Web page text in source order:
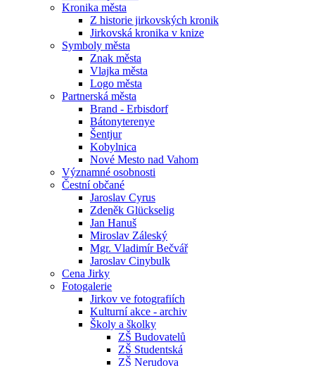
Kronika města
Z historie jirkovských kronik
Jirkovská kronika v knize
Symboly města
Znak města
Vlajka města
Logo města
Partnerská města
Brand - Erbisdorf
Bátonyterenye
Šentjur
Kobylnica
Nové Mesto nad Vahom
Významné osobnosti
Čestní občané
Jaroslav Cyrus
Zdeněk Glückselig
Jan Hanuš
Miroslav Záleský
Mgr. Vladimír Bečvář
Jaroslav Cinybulk
Cena Jirky
Fotogalerie
Jirkov ve fotografiích
Kulturní akce - archiv
Školy a školky
ZŠ Budovatelů
ZŠ Studentská
ZŠ Nerudova